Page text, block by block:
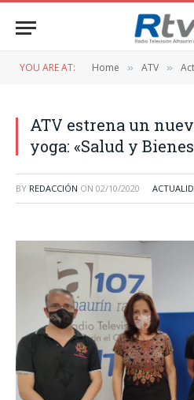
YOU ARE AT: Home » ATV »
ATV estrena un
yoga: «Salud y
BY REDACCIÓN ON 02/10/2020